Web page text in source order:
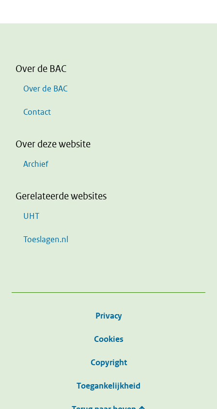
Over de BAC
Over de BAC
Contact
Over deze website
Archief
Gerelateerde websites
UHT
Toeslagen.nl
Privacy
Cookies
Copyright
Toegankelijkheid